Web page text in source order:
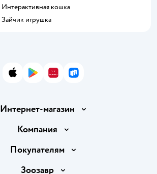
Интерактивная кошка
Зайчик игрушка
App StoreGoogle Play
AppGallery
RuStore
Интернет-магазин
Доставка и оплата
Обмен и возврат товара
Правила продажи
Компания
О компании
Покупателям
Бонусные карты
Зоозавр